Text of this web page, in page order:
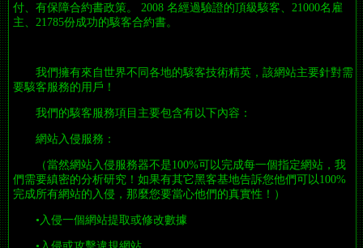
付、有保障合約書政策。 2008 名經過驗證的頂級駭客、21000名雇
主、21785份成功的駭客合約書。
我們擁有來自世界不同各地的駭客技術精英，該網站主要針對需
要駭客服務的用戶！
我們的駭客服務項目主要包含有以下內容：
網站入侵服務：
（當然網站入侵服務器不是100%可以完成每一個指定網站，我
們需要縝密的分析研究！如果有其它黑客基地告訴您他們可以100%
完成所有網站的入侵，那麼您要當心他們的真實性！）
•入侵一個網站提取或修改數據